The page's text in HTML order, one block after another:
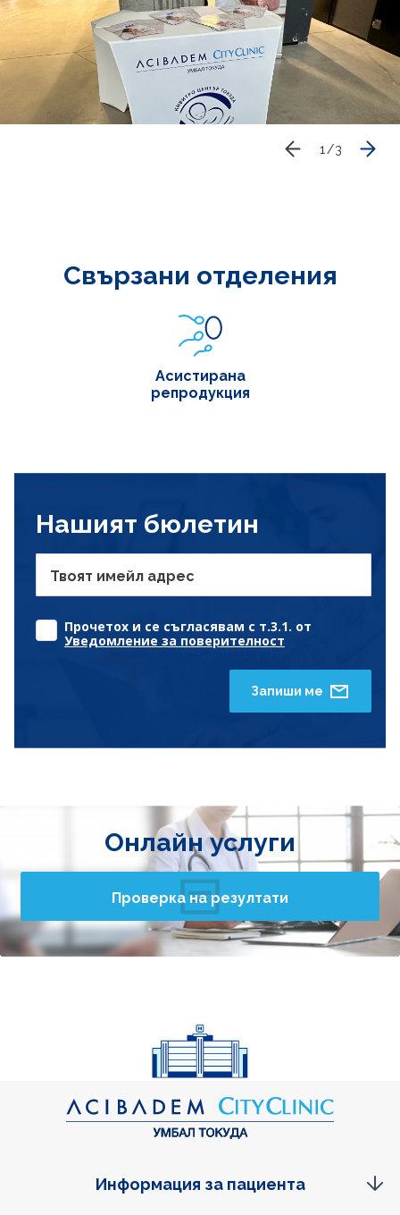
1 /3
Свързани отделения
Асистирана
репродукция
Нашият бюлетин
Твоят имейл адрес
Прочетох и се съгласявам с т.3.1. от
Уведомление за поверителност
Запиши ме
Онлайн услуги
Проверка на резултати
Информация за пациента